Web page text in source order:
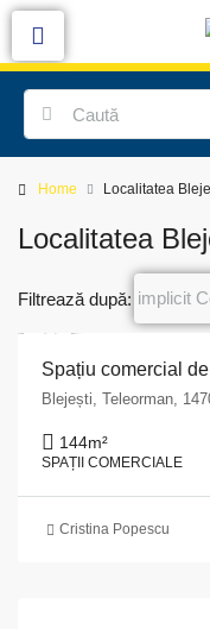
Home Localitatea
Localitatea
Filtrează după: implicit
Spațiu comercial
Blejești, Teleorman,
144m²
SPAȚII COMERCIALE
Cristina Popescu